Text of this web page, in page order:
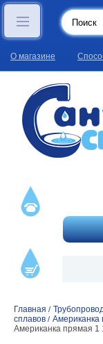
О магазине
Главная /
сплавов / Американка
Американка прямая 1